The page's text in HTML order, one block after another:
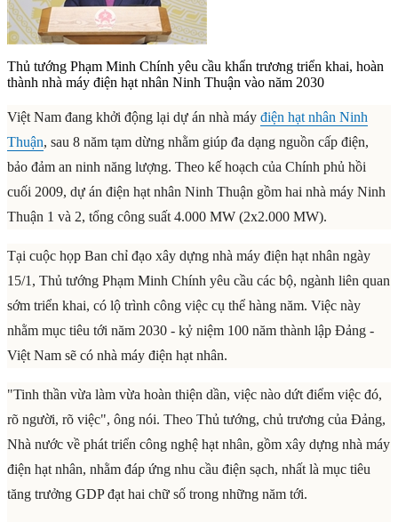
Thủ tướng Phạm Minh Chính yêu cầu khẩn trương triển khai, hoàn
thành nhà máy điện hạt nhân Ninh Thuận vào năm 2030
Việt Nam đang khởi động lại dự án nhà máy điện hạt nhân Ninh
Thuận, sau 8 năm tạm dừng nhằm giúp đa dạng nguồn cấp điện,
bảo đảm an ninh năng lượng. Theo kế hoạch của Chính phủ hồi
cuối 2009, dự án điện hạt nhân Ninh Thuận gồm hai nhà máy Ninh
Thuận 1 và 2, tổng công suất 4.000 MW (2x2.000 MW).
Tại cuộc họp Ban chỉ đạo xây dựng nhà máy điện hạt nhân ngày
15/1, Thủ tướng Phạm Minh Chính yêu cầu các bộ, ngành liên quan
sớm triển khai, có lộ trình công việc cụ thể hàng năm. Việc này
nhằm mục tiêu tới năm 2030 - kỷ niệm 100 năm thành lập Đảng -
Việt Nam sẽ có nhà máy điện hạt nhân.
"Tinh thần vừa làm vừa hoàn thiện dần, việc nào dứt điểm việc đó,
rõ người, rõ việc", ông nói. Theo Thủ tướng, chủ trương của Đảng,
Nhà nước về phát triển công nghệ hạt nhân, gồm xây dựng nhà máy
điện hạt nhân, nhằm đáp ứng nhu cầu điện sạch, nhất là mục tiêu
tăng trưởng GDP đạt hai chữ số trong những năm tới.